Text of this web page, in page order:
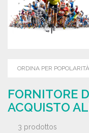
FORNITORE
ACQUISTO
3 prodottos